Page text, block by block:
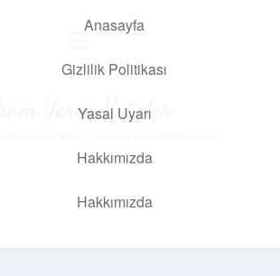
Anasayfa
Gizlilik Politikası
Yasal Uyarı
Hakkımızda
Hakkımızda
İlham Veren Köşeler